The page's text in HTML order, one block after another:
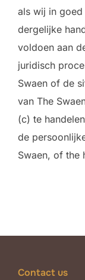
als wij in
dergelijke
voldoen aan
juridisch
Swaen of de
van The
(c) te
de
Swaen, of the
Contact us